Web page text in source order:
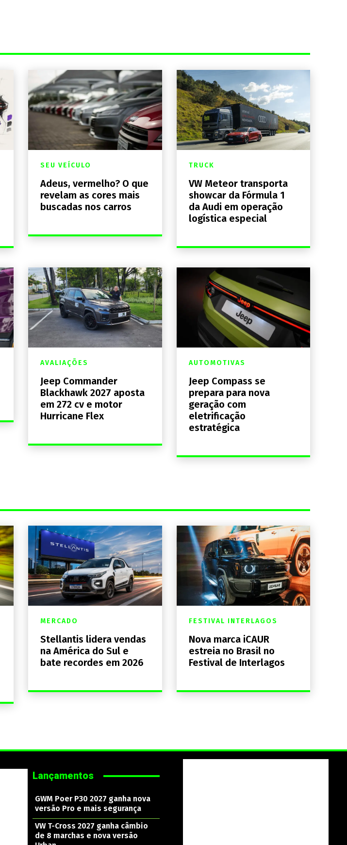
SEU VEÍCULO
Adeus, vermelho? O que
revelam as cores mais
buscadas nos carros
TRUCK
VW Meteor transporta
showcar da Fórmula 1
da Audi em operação
logística especial
AVALIAÇÕES
Jeep Commander
Blackhawk 2027 aposta
em 272 cv e motor
Hurricane Flex
AUTOMOTIVAS
Jeep Compass se
prepara para nova
geração com
eletrificação
estratégica
MERCADO
Stellantis lidera vendas
na América do Sul e
bate recordes em 2026
FESTIVAL INTERLAGOS
Nova marca iCAUR
estreia no Brasil no
Festival de Interlagos
Lançamentos
GWM Poer P30 2027 ganha nova
versão Pro e mais segurança
VW T-Cross 2027 ganha câmbio
de 8 marchas e nova versão